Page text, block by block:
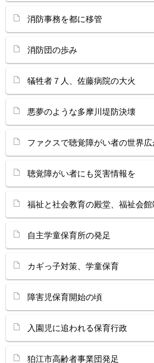
消防事務を都に移管
消防団の歩み
犠牲者７人、佐藤病院の大火
悪夢のような多摩川堤防決壊
ファクスで聴覚障がい者の世界広
聴覚障がい者にも災害情報を
福祉と社会教育の殿堂、福祉会館
自主学童保育所の発足
カギっ子対策、学童保育
障害児保育開始の頃
入園児に追われる保育行政
狛江市高齢者事業団発足